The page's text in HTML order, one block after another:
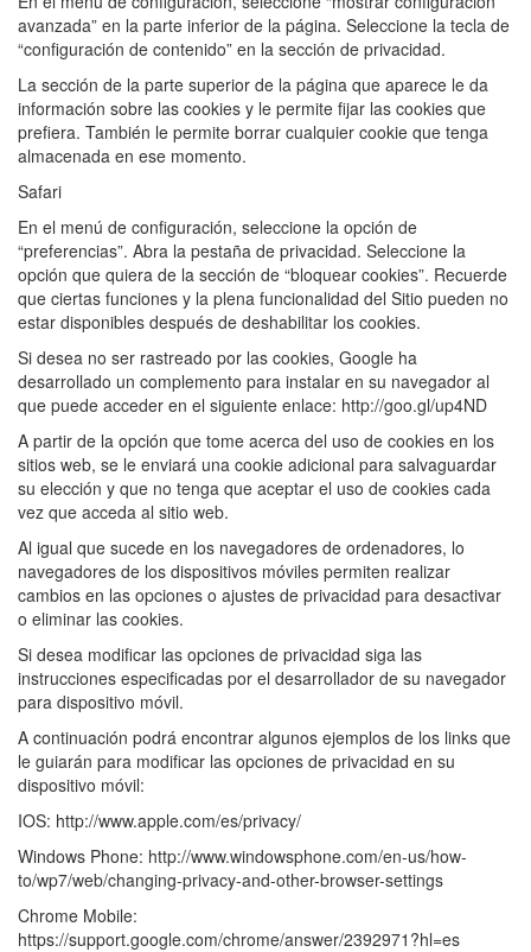
avanzada” en la parte inferior de la página. Seleccione la tecla de
“configuración de contenido” en la sección de privacidad.
La sección de la parte superior de la página que aparece le da
información sobre las cookies y le permite fijar las cookies que
prefiera. También le permite borrar cualquier cookie que tenga
almacenada en ese momento.
Safari
En el menú de configuración, seleccione la opción de
“preferencias”. Abra la pestaña de privacidad. Seleccione la
opción que quiera de la sección de “bloquear cookies”. Recuerde
que ciertas funciones y la plena funcionalidad del Sitio pueden no
estar disponibles después de deshabilitar los cookies.
Si desea no ser rastreado por las cookies, Google ha
desarrollado un complemento para instalar en su navegador al
que puede acceder en el siguiente enlace: http://goo.gl/up4ND
A partir de la opción que tome acerca del uso de cookies en los
sitios web, se le enviará una cookie adicional para salvaguardar
su elección y que no tenga que aceptar el uso de cookies cada
vez que acceda al sitio web.
Al igual que sucede en los navegadores de ordenadores, lo
navegadores de los dispositivos móviles permiten realizar
cambios en las opciones o ajustes de privacidad para desactivar
o eliminar las cookies.
Si desea modificar las opciones de privacidad siga las
instrucciones especificadas por el desarrollador de su navegador
para dispositivo móvil.
A continuación podrá encontrar algunos ejemplos de los links que
le guiarán para modificar las opciones de privacidad en su
dispositivo móvil:
IOS: http://www.apple.com/es/privacy/
Windows Phone: http://www.windowsphone.com/en-us/how-
to/wp7/web/changing-privacy-and-other-browser-settings
Chrome Mobile:
https://support.google.com/chrome/answer/2392971?hl=es